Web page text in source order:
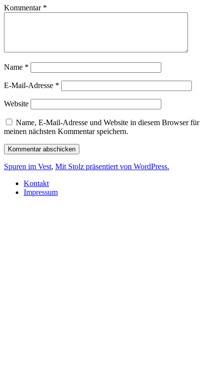
Kommentar *
Name *
E-Mail-Adresse *
Website
Name, E-Mail-Adresse und Website in diesem Browser für
meinen nächsten Kommentar speichern.
Spuren im Vest, Mit Stolz präsentiert von WordPress.
Kontakt
Impressum